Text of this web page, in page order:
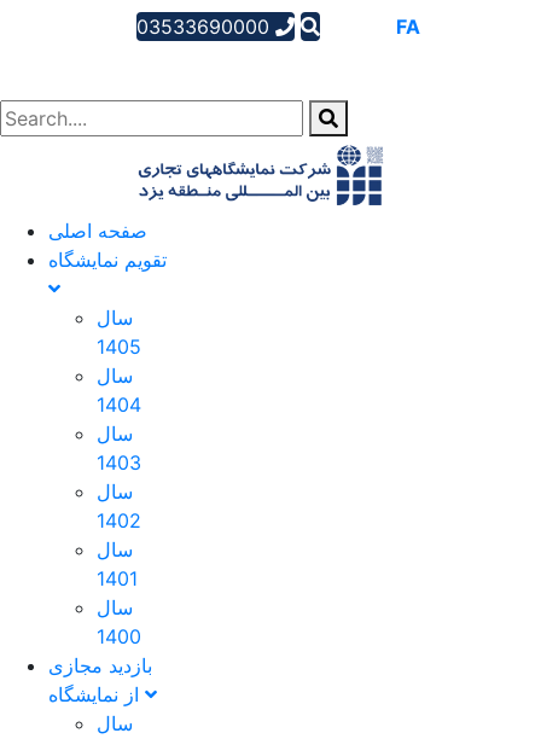
03533690000 FA
صفحه اصلی
تقویم نمایشگاه
سال
1405
سال
1404
سال
1403
سال
1402
سال
1401
سال
1400
بازدید مجازی
سال